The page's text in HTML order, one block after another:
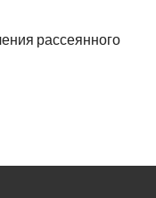
рассеянного